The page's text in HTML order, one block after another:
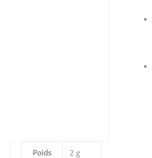
Poids 2 g